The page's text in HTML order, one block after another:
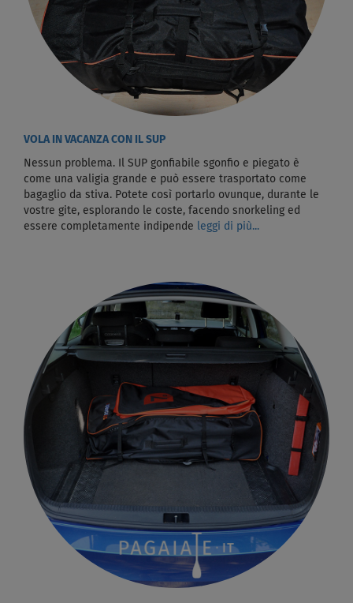
VOLA IN VACANZA CON IL SUP
Nessun problema. Il SUP gonfiabile sgonfio e piegato è
come una valigia grande e può essere trasportato come
bagaglio da stiva. Potete così portarlo ovunque, durante le
vostre gite, esplorando le coste, facendo snorkeling ed
essere completamente indipende leggi di più...